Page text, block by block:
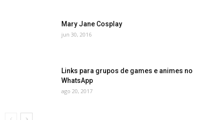
Mary Jane Cosplay
jun 30, 2016
Links para grupos de games e animes no
WhatsApp
ago 20, 2017